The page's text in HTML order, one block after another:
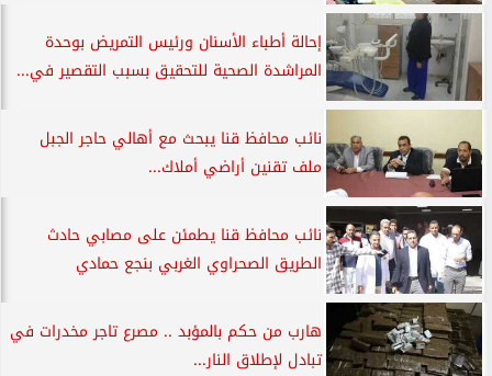
إحالة أطباء الأسنان ورئيس التمريض بوحدة
المراشدة الصحية للتحقيق بسبب التقصير في...
نائب محافظ قنا يبحث مع أهالي حاجر الجبل
ملف تقنين أراضي أملاك...
نائب محافظ قنا يطمئن على مصابي حادث
الطريق الصحراوي الغربي بنجع حمادي
هارب من حكم بالمؤبد .. مصرع تاجر مخدرات في
تبادل لإطلاق النار...